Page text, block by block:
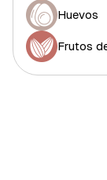
Fibra
Sal
Sodio
Huevos
Frutos